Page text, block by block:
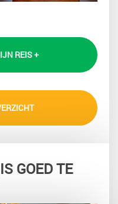
REIS +
GOED TE